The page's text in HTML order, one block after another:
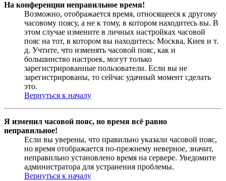
На конференции неправильное время!
Возможно, отображается время, относящееся к другому
часовому поясу, а не к тому, в котором находитесь вы. В
этом случае измените в личных настройках часовой
пояс на тот, в котором вы находитесь: Москва, Киев и т.
д. Учтите, что изменять часовой пояс, как и
большинство настроек, могут только
зарегистрированные пользователи. Если вы не
зарегистрированы, то сейчас удачный момент сделать
это.
Вернуться к началу
Я изменил часовой пояс, но время всё равно
неправильное!
Если вы уверены, что правильно указали часовой пояс,
но время отображается по-прежнему неверное, значит,
неправильно установлено время на сервере. Уведомите
администратора для устранения проблемы.
Вернуться к началу